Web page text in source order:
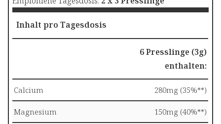
Inhalt pro Tagesdosis
6 Presslinge (3g)
enthalten:
Calcium 280mg (35%**)
Magnesium 150mg (40%**)